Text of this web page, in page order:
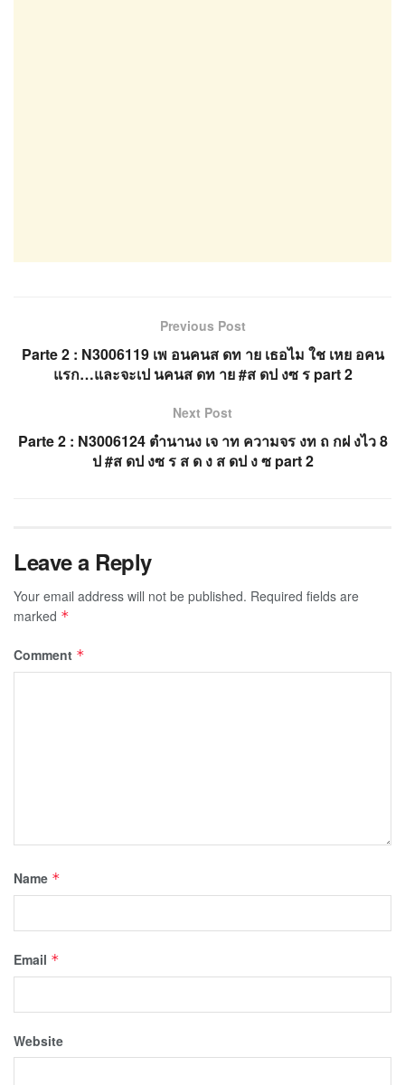
Previous Post
Parte 2 : N3006119 เพ อนคนส ดท าย เธอไม ใช เหย อคน
แรก…และจะเป นคนส ดท าย #ส ดป งซ ร part 2
Next Post
Parte 2 : N3006124 ตำนานง เจ าท ความจร งท ถ กฝ งไว 8
ป #ส ดป งซ ร ส ด ง ส ดป ง ซ part 2
Leave a Reply
Your email address will not be published. Required fields are
marked *
Comment *
Name *
Email *
Website